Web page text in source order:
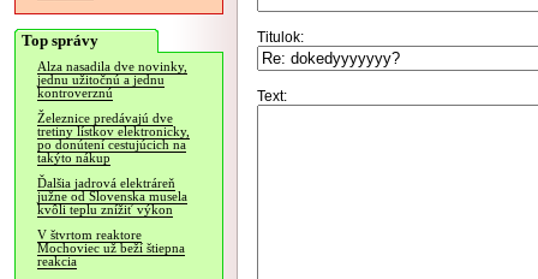
Top správy
Alza nasadila dve novinky,
jednu užitočnú a jednu
kontroverznú
Železnice predávajú dve
tretiny lístkov elektronicky,
po donútení cestujúcich na
takýto nákup
Ďalšia jadrová elektráreň
južne od Slovenska musela
kvôli teplu znížiť výkon
V štvrtom reaktore
Mochoviec už beží štiepna
reakcia
Titulok:
Text: